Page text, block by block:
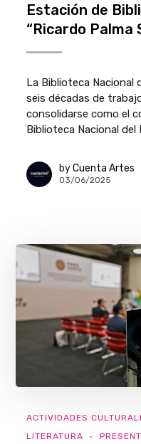
Estación de
“Ricardo Palma
La Biblioteca Nacional
seis décadas de
consolidarse como el
Biblioteca Nacional del
by Cuenta Artes
03/06/2025
ACTIVIDADES
LITERATURA